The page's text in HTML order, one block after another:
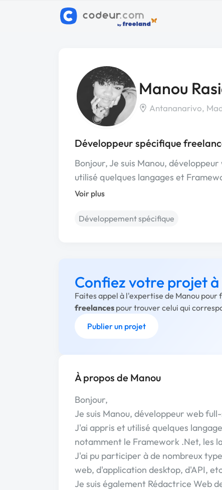
Manou
Antananarivo,
Développeur spécifique
Bonjour, Je suis Manou,
utilisé quelques langages et
Voir plus
Développement spécifique
Confiez votre projet à
Faites appel à l'expertise de Manou
freelances pour trouver celui qui
Publier un projet
À propos de Manou
Bonjour,
Je suis Manou, développeur web
J'ai appris et utilisé quelques
notamment le Framework .Net, les
J'ai pu participer à de nombreux
web, d'application desktop, d'API,
Je suis également Rédactrice Web